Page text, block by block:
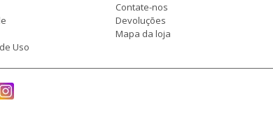
Uso
Contate-nos
Devoluções
Mapa da loja